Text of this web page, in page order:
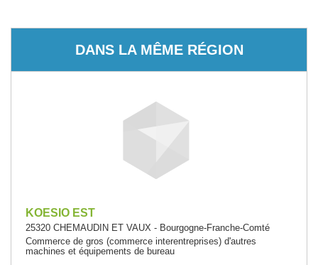
DANS LA MÊME RÉGION
KOESIO EST
25320 CHEMAUDIN ET VAUX - Bourgogne-Franche-Comté
Commerce de gros (commerce interentreprises) d'autres
machines et équipements de bureau